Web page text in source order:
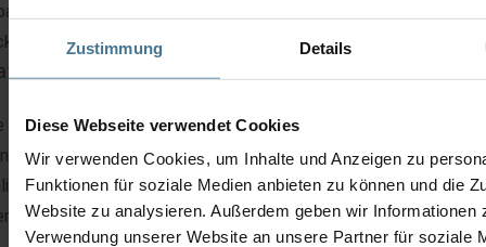
Zustimmung Details
Diese Webseite verwendet Cookies
Wir verwenden Cookies, um Inhalte und Anzeigen zu
Funktionen für soziale Medien anbieten zu können und die
Website zu analysieren. Außerdem geben wir Informationen
Verwendung unserer Website an unsere Partner für soziale
and repair with a delivery time of approx. 3 – 5 working
and transportation are optional for our customers.
of this frequency inverter
2SY046S4 from ZiehlAbegg is a 46A frequency inverter for
motors. It is a high-quality generation with the
“Made in Germany”. The general overhaul restores the
to perfect condition.